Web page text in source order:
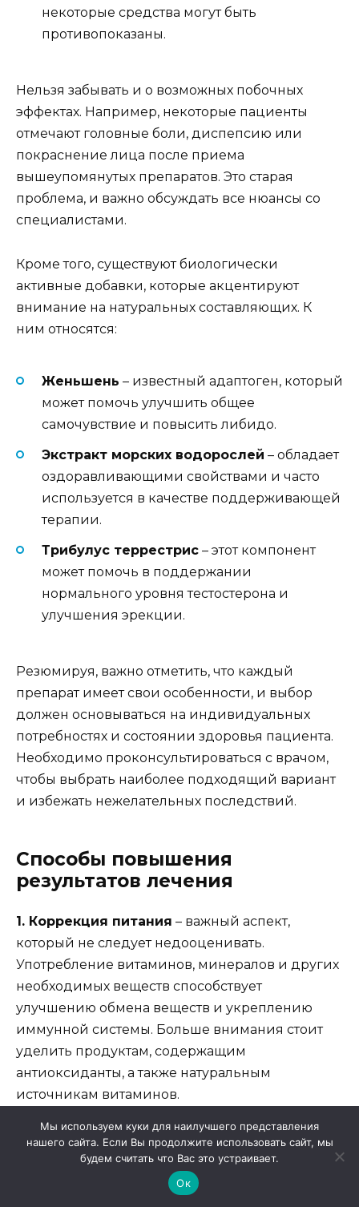
некоторые средства могут быть
противопоказаны.
Нельзя забывать и о возможных побочных
эффектах. Например, некоторые пациенты
отмечают головные боли, диспепсию или
покраснение лица после приема
вышеупомянутых препаратов. Это старая
проблема, и важно обсуждать все нюансы со
специалистами.
Кроме того, существуют биологически
активные добавки, которые акцентируют
внимание на натуральных составляющих. К
ним относятся:
Женьшень – известный адаптоген, который
может помочь улучшить общее
самочувствие и повысить либидо.
Экстракт морских водорослей – обладает
оздоравливающими свойствами и часто
используется в качестве поддерживающей
терапии.
Трибулус террестрис – этот компонент
может помочь в поддержании
нормального уровня тестостерона и
улучшения эрекции.
Резюмируя, важно отметить, что каждый
препарат имеет свои особенности, и выбор
должен основываться на индивидуальных
потребностях и состоянии здоровья пациента.
Необходимо проконсультироваться с врачом,
чтобы выбрать наиболее подходящий вариант
и избежать нежелательных последствий.
Способы повышения
результатов лечения
1. Коррекция питания – важный аспект,
который не следует недооценивать.
Употребление витаминов, минералов и других
необходимых веществ способствует
улучшению обмена веществ и укреплению
иммунной системы. Больше внимания стоит
уделить продуктам, содержащим
антиоксиданты, а также натуральным
источникам витаминов.
2. Регулярная физическая активность
помогает улучшить кровообращение и
повысить общий тонус организма. Умеренные
Мы используем куки для наилучшего представления
нашего сайта. Если Вы продолжите использовать сайт, мы
будем считать что Вас это устраивает.
Ок